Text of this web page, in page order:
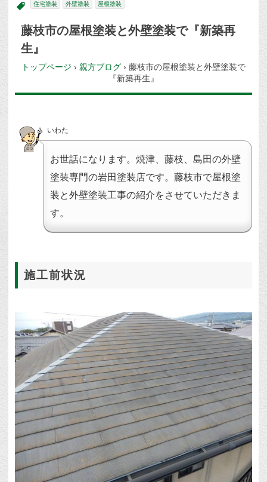
住宅塗装 外壁塗装 屋根塗装
藤枝市の屋根塗装と外壁塗装で『新築再
生』
トップページ › 親方ブログ › 藤枝市の屋根塗装と外壁塗装で
『新築再生』
いわた
お世話になります。焼津、藤枝、島田の外壁
塗装専門の岩田塗装店です。藤枝市で屋根塗
装と外壁塗装工事の紹介をさせていただきま
す。
施工前状況